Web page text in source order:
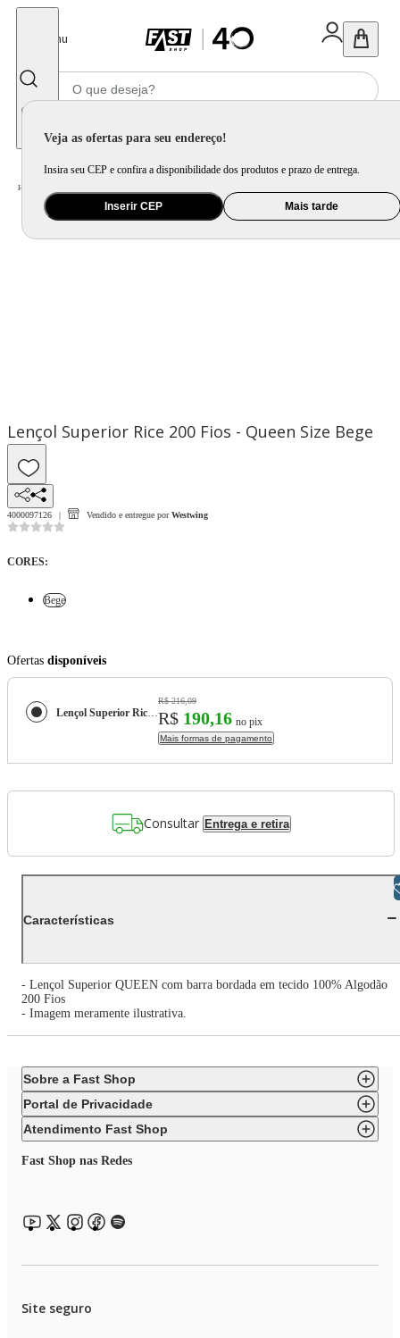
Menu
Veja as ofertas para seu endereço!
Insira seu CEP e confira a disponibilidade dos produtos e prazo de entrega.
Inserir CEP Mais tarde
Home
Lençol Superior Rice 200 Fios - Queen Size Bege
4000097126 Vendido e entregue por Westwing
CORES:
Bege
Ofertas disponíveis
Lençol Superior Rice 200 Fios - Queen Size
R$ 216,09
R$ 190,16 no pix
Mais formas de pagamento
Consultar Entrega e retira
Características
- Lençol Superior QUEEN com barra bordada em tecido 100% Algodão
200 Fios
- Imagem meramente ilustrativa.
Sobre a Fast Shop
Portal de Privacidade
Atendimento Fast Shop
Fast Shop nas Redes
Site seguro